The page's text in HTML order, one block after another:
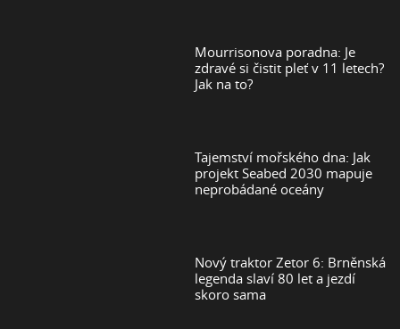
Mourrisonova poradna: Je
zdravé si čistit pleť v 11 letech?
Jak na to?
Tajemství mořského dna: Jak
projekt Seabed 2030 mapuje
neprobádané oceány
Nový traktor Zetor 6: Brněnská
legenda slaví 80 let a jezdí
skoro sama